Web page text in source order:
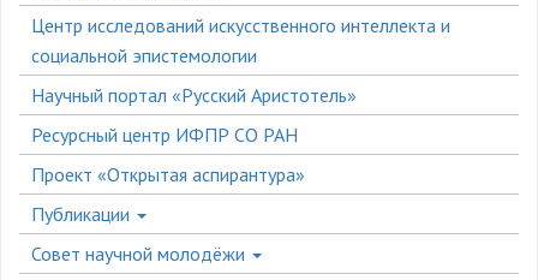
Центр исследований искусственного интеллекта и
социальной эпистемологии
Научный портал «Русский Аристотель»
Ресурсный центр ИФПР СО РАН
Проект «Открытая аспирантура»
Публикации
Совет научной молодёжи